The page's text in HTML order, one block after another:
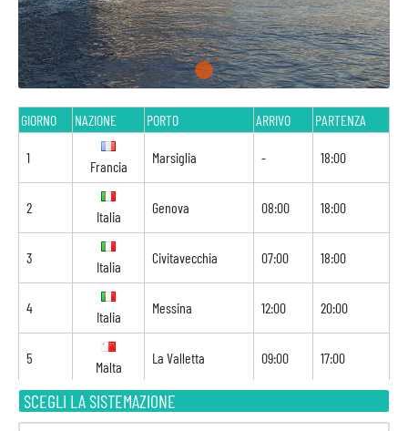
SCEGLI LA SISTEMAZIONE
GIORNO NAZIONE PORTO ARRIVO PARTENZA
1
Francia
Marsiglia - 18:00
2
Italia
Genova 08:00 18:00
3
Italia
Civitavecchia 07:00 18:00
4
Italia
Messina 12:00 20:00
5
Malta
La Valletta 09:00 17:00
6 Navigazione